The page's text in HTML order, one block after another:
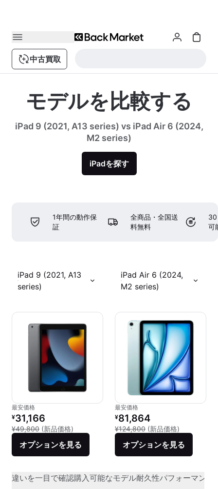
中古買取
モデルを比較する
iPad 9 (2021, A13 series) vs iPad Air 6 (2024,
M2 series)
iPadを探す
1年間の動作保
証
全商品・全国送
料無料
30
可
iPad 9 (2021, A13
series)
iPad Air 6 (2024,
M2 series)
最安価格
リファービッシュ品の価格：
¥31,166
¥49,800 (新品価格) 新品との比較：¥49,800
オプションを見る
最安価格
リファービッシュ品の価格：
¥81,864
¥124,800 (新品価格)
オプションを見る
違いを一目で確認購入可能なモデル耐久性パフォーマンス